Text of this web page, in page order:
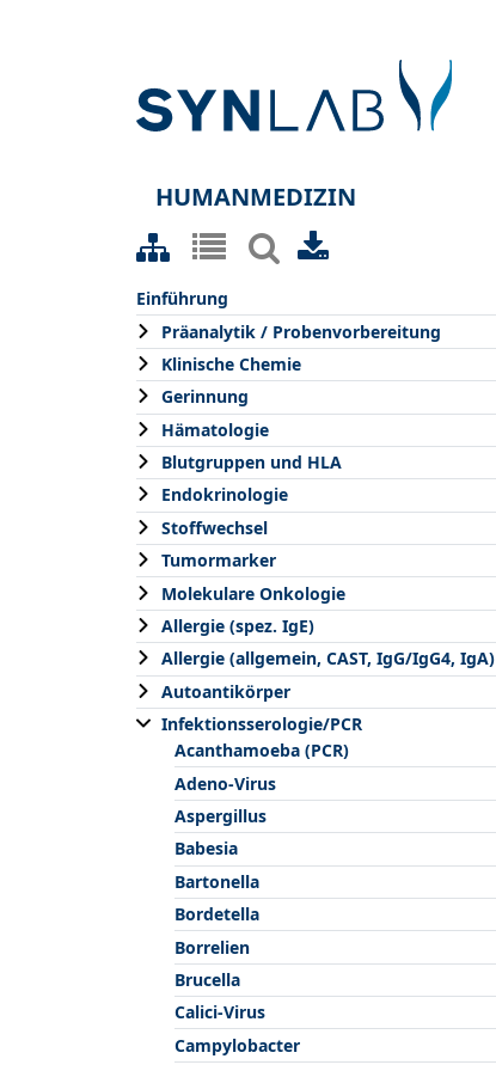
HUMANMEDIZIN
Einführung
Präanalytik / Probenvorbereitung
Klinische Chemie
Gerinnung
Hämatologie
Blutgruppen und HLA
Endokrinologie
Stoffwechsel
Tumormarker
Molekulare Onkologie
Allergie (spez. IgE)
Allergie (allgemein, CAST, IgG/IgG4, IgA)
Autoantikörper
Infektionsserologie/PCR
Acanthamoeba (PCR)
Adeno-Virus
Aspergillus
Babesia
Bartonella
Bordetella
Borrelien
Brucella
Calici-Virus
Campylobacter